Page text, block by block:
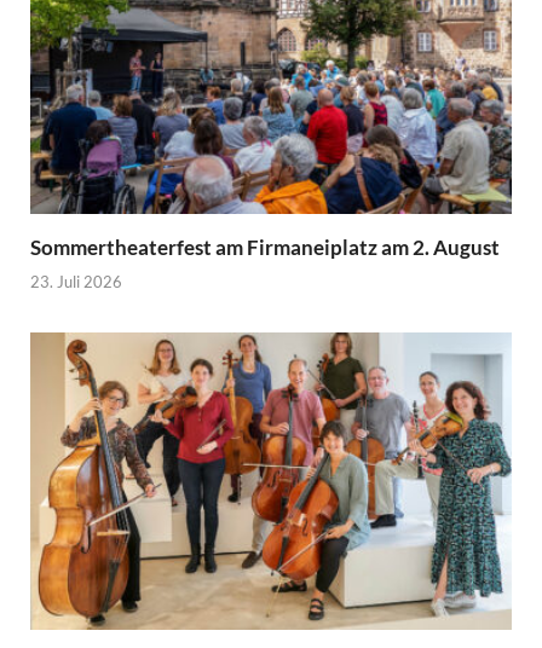
Sommertheaterfest am Firmaneiplatz am 2. August
23. Juli 2026